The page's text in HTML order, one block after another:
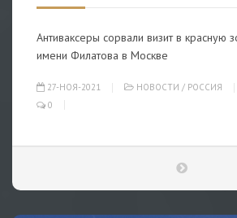
Антиваксеры сорвали визит в красную
имени Филатова в Москве
27-НОЯ-2021 НОВОСТИ / РОССИЯ
0